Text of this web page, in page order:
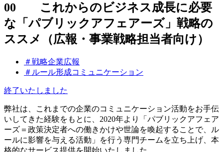
00 これからのビジネス成長に必要
な「パブリックアフェアーズ」戦略の
ススメ（広報・事業戦略担当者向け）
＃戦略企業広報
＃ルール形成コミュニケーション
終了いたしました
弊社は、これまでの企業のコミュニケーション活動をお手伝
いしてきた経験をもとに、2020年より「パブリックアフェア
ーズ＝政策決定者への働きかけや世論を喚起することで、ル
ールに影響を与える活動」を行う専門チームを立ち上げ、本
格的なサービス提供を開始いたしました。